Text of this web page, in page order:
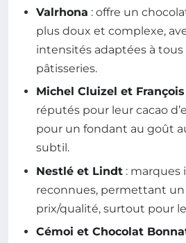
Valrhona : offre un
plus doux et complexe,
intensités adaptées à tous
pâtisseries.
Michel Cluizel et
réputés pour leur cacao
pour un fondant au goût
subtil.
Nestlé et Lindt : marques
reconnues, permettant
prix/qualité, surtout pour
Cémoi et Chocolat